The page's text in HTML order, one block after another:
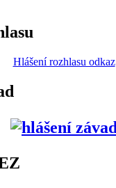
Hlášení rozhlasu odkaz